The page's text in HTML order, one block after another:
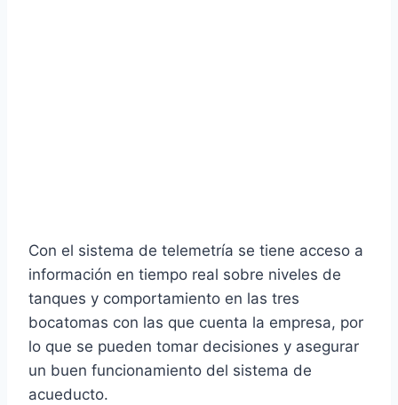
Con el sistema de telemetría se tiene acceso a
información en tiempo real sobre niveles de
tanques y comportamiento en las tres
bocatomas con las que cuenta la empresa, por
lo que se pueden tomar decisiones y asegurar
un buen funcionamiento del sistema de
acueducto.